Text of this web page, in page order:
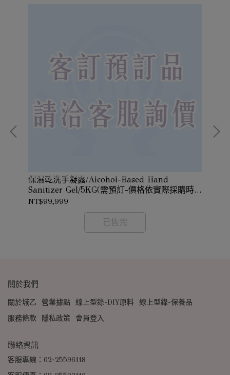
保濕乾洗手凝露/Alcohol-Based Hand
Sanitizer Gel/5KG(需預訂-價格依實際採購時
價確認)
NT$99,999
已售完
關於我們
關於城乙 營業據點 線上型錄-DIY原料 線上型錄-保養品
服務條款
隱私政策 會員登入
聯絡資訊
客服專線：02-25596118